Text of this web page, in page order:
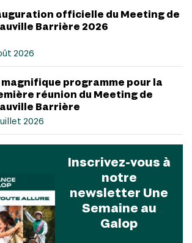
officielle du Meeting de
Barrière 2026
2026
magnifique programme pour la
réunion du Meeting de
Barrière
2026
Inscrivez-vous à
notre
newsletter Une
Semaine au
Galop